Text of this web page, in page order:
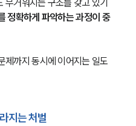
거워지는 구조를 갖고 있기
정확하게 파악하는 과정이 중
제까지 동시에 이어지는 일도
지는 처벌